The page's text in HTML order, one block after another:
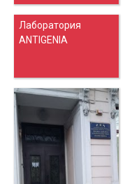
Лаборатория
ANTIGENIA